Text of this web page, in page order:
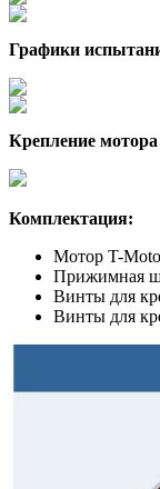
Графики
Крепление
Комплектация:
Мотор T-
Прижимная
Винты для
Винты для